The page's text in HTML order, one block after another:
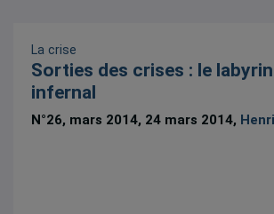
La crise
Sorties des crises : le
infernal
N°26, mars 2014, 24 mars 2014,